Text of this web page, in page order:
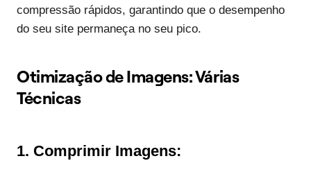
compressão rápidos, garantindo que o desempenho
do seu site permaneça no seu pico.
Otimização de Imagens: Várias
Técnicas
1. Comprimir Imagens: